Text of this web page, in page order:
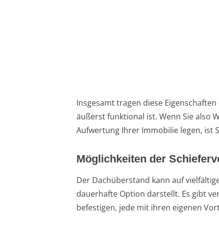
Insgesamt tragen diese
äußerst funktional ist. Wenn Sie also
Aufwertung Ihrer Immobilie legen, ist
Möglichkeiten der
Der Dachüberstand kann auf
dauerhafte Option darstellt. Es gibt
befestigen, jede mit ihren eigenen